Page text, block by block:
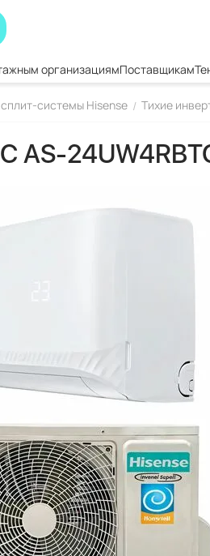
организациямПоставщикам
системы Hisense / Тихие
AS-